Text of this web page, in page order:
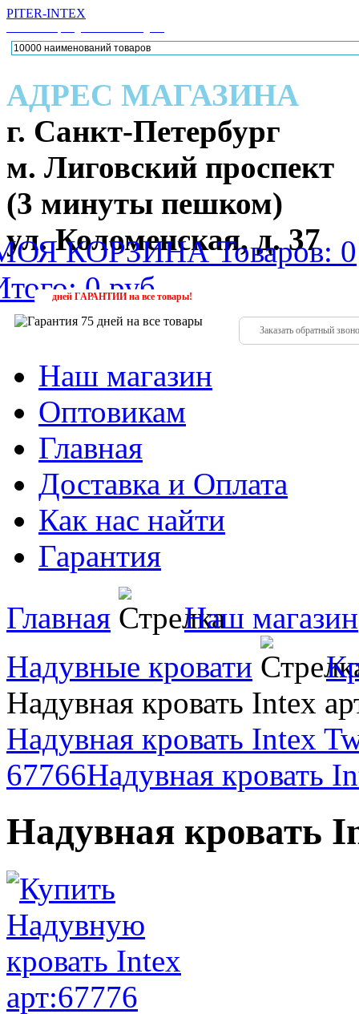
PITER-INTEX
АДРЕС МАГАЗИНА
г. Санкт-Петербург
м. Лиговский проспект
(3 минуты пешком)
ул. Коломенская, д. 37
Заказать обратный
КОРЗИНА Товаров: 0
0 руб.
дней ГАРАНТИИ на все товары!
Наш магазин
Оптовикам
Главная
Доставка и Оплата
Как нас найти
Гарантия
Главная
Наш магазин
Надувные кровати
Надувная кровать Intex
Надувная кровать Intex
67766Надувная кровать
Надувная кровать